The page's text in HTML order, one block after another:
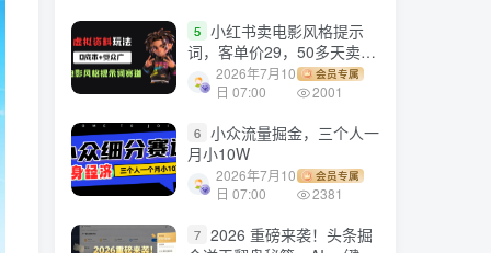
5 小红书卖电影风格提示
词，客单价29，50多天卖了
790单，小白直接抄作业！
2026年7月10
日 07:00
会员专属
2001
6 小众流量掘金，三个人一
月小10W
2026年7月10
日 07:00
会员专属
2381
7 2026 重磅来袭！头条掘